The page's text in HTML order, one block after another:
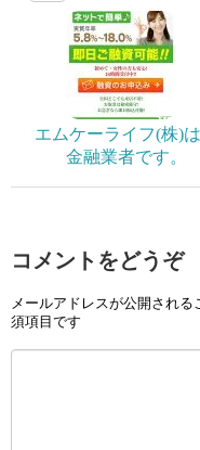
エムケーライフ(株)
金融業者です。
コメントをどうぞ
メールアドレスが公開される
須項目です